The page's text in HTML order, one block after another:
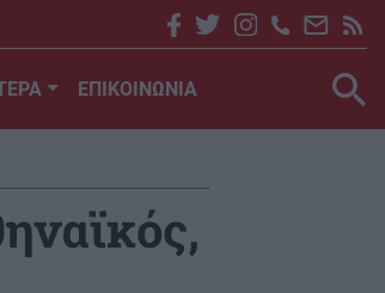
ΕΠΙΚΟΙΝΩΝΙΑ